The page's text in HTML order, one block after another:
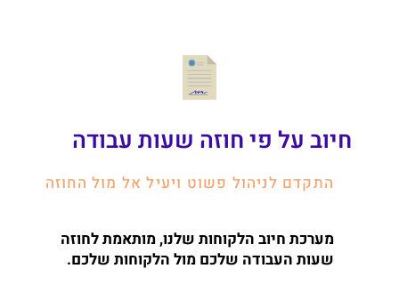
חיוב על פי חוזה שעות עבודה
התקדם לניהול פשוט ויעיל אל מול החוזה
מערכת חיוב הלקוחות שלנו, מותאמת לחוזה
שעות העבודה שלכם מול הלקוחות שלכם.